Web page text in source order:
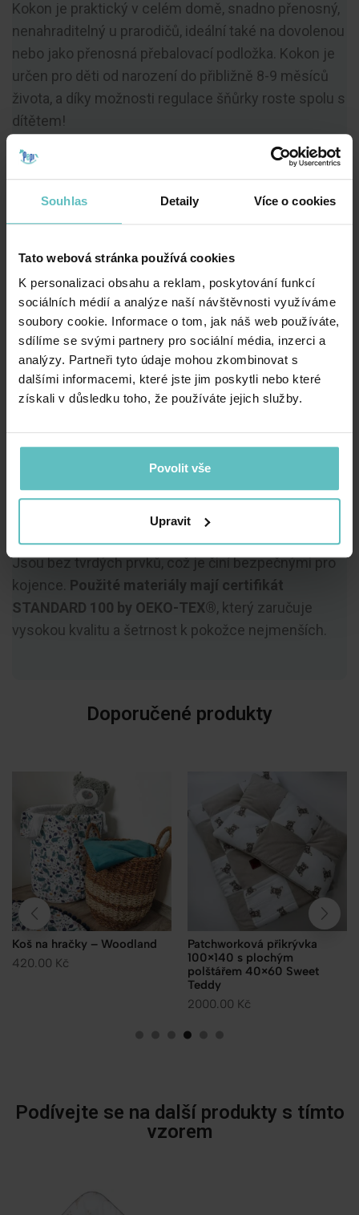
Souhlas Detaily Více o cookies
Tato webová stránka používá cookies
K personalizaci obsahu a reklam, poskytování funkcí
sociálních médií a analýze naší návštěvnosti využíváme
soubory cookie. Informace o tom, jak náš web používáte,
sdílíme se svými partnery pro sociální média, inzerci a
analýzy. Partneři tyto údaje mohou zkombinovat s
dalšími informacemi, které jste jim poskytli nebo které
získali v důsledku toho, že používáte jejich služby.
Povolit vše
Upravit
Kokon je praktický v celém domě, snadno přenosný,
nenahraditelný u prarodičů, ideální také na dovolenou
nebo jako přenosná přebalovací podložka. Kokon je
určen pro děti od narození do přibližně 8-9 měsíců
života, a díky možnosti regulace šňůrky roste spolu s
dítětem!
Všechny naše výrobky jsou ručně vyráběny v Polsku,
což zaručuje péči o každý detail v každé fázi výroby.
Jsou bez tvrdých prvků, což je činí bezpečnými pro
kojence. Použité materiály mají certifikát
STANDARD 100 by OEKO-TEX®, který zaručuje
vysokou kvalitu a šetrnost k pokožce nejmenších.
Doporučené produkty
Koš na hračky – Woodland
420.00 Kč
Patchworková přikrývka
100×140 s plochým
polštářem 40×60 Sweet
Teddy
2000.00 Kč
Podívejte se na další produkty s tímto
vzorem